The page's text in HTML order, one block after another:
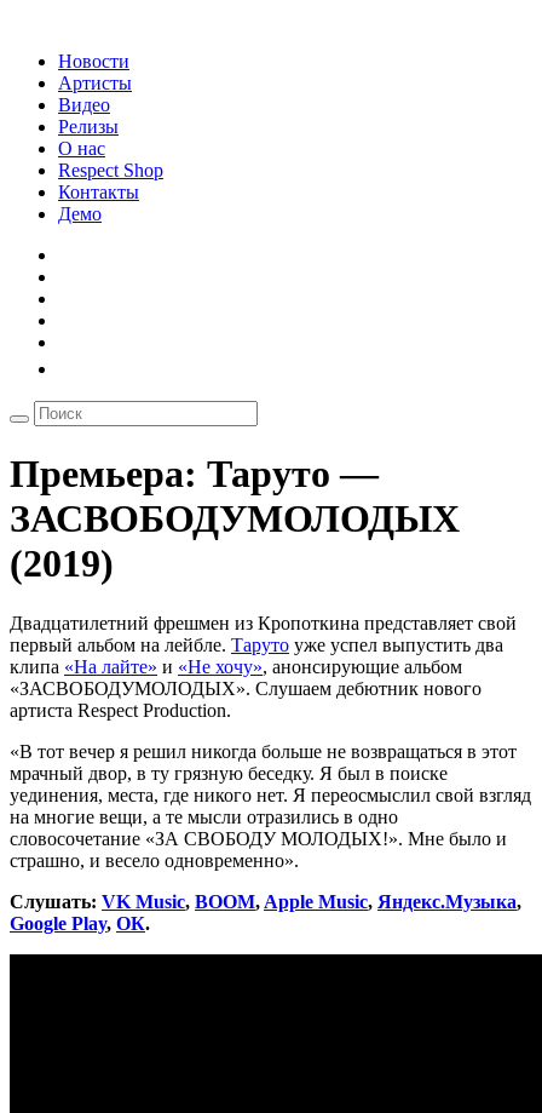
Новости
Артисты
Видео
Релизы
О нас
Respect Shop
Контакты
Демо
Премьера: Таруто —
ЗАСВОБОДУМОЛОДЫХ
(2019)
Двадцатилетний фрешмен из Кропоткина представляет свой
первый альбом на лейбле. Таруто уже успел выпустить два
клипа «На лайте» и «Не хочу», анонсирующие альбом
«ЗАСВОБОДУМОЛОДЫХ». Слушаем дебютник нового
артиста Respect Production.
«В тот вечер я решил никогда больше не возвращаться в этот
мрачный двор, в ту грязную беседку. Я был в поиске
уединения, места, где никого нет. Я переосмыслил свой взгляд
на многие вещи, а те мысли отразились в одно
словосочетание «ЗА СВОБОДУ МОЛОДЫХ!». Мне было и
страшно, и весело одновременно».
Слушать: VK Music, BOOM, Apple Music, Яндекс.Музыка,
Google Play, ОК.